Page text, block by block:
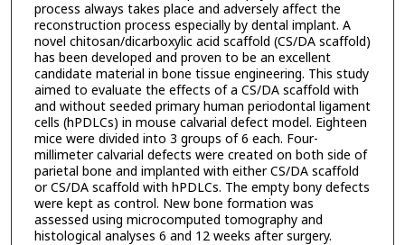
process always takes place and adversely affect the
reconstruction process especially by dental implant. A
novel chitosan/dicarboxylic acid scaffold (CS/DA scaffold)
has been developed and proven to be an excellent
candidate material in bone tissue engineering. This study
aimed to evaluate the effects of a CS/DA scaffold with
and without seeded primary human periodontal ligament
cells (hPDLCs) in mouse calvarial defect model. Eighteen
mice were divided into 3 groups of 6 each. Four-
millimeter calvarial defects were created on both side of
parietal bone and implanted with either CS/DA scaffold
or CS/DA scaffold with hPDLCs. The empty bony defects
were kept as control. New bone formation was
assessed using microcomputed tomography and
histological analyses 6 and 12 weeks after surgery.